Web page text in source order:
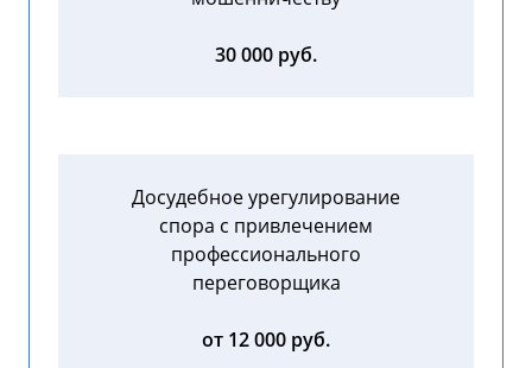
30 000 руб.
Досудебное урегулирование
спора с привлечением
профессионального
переговорщика
от 12 000 руб.